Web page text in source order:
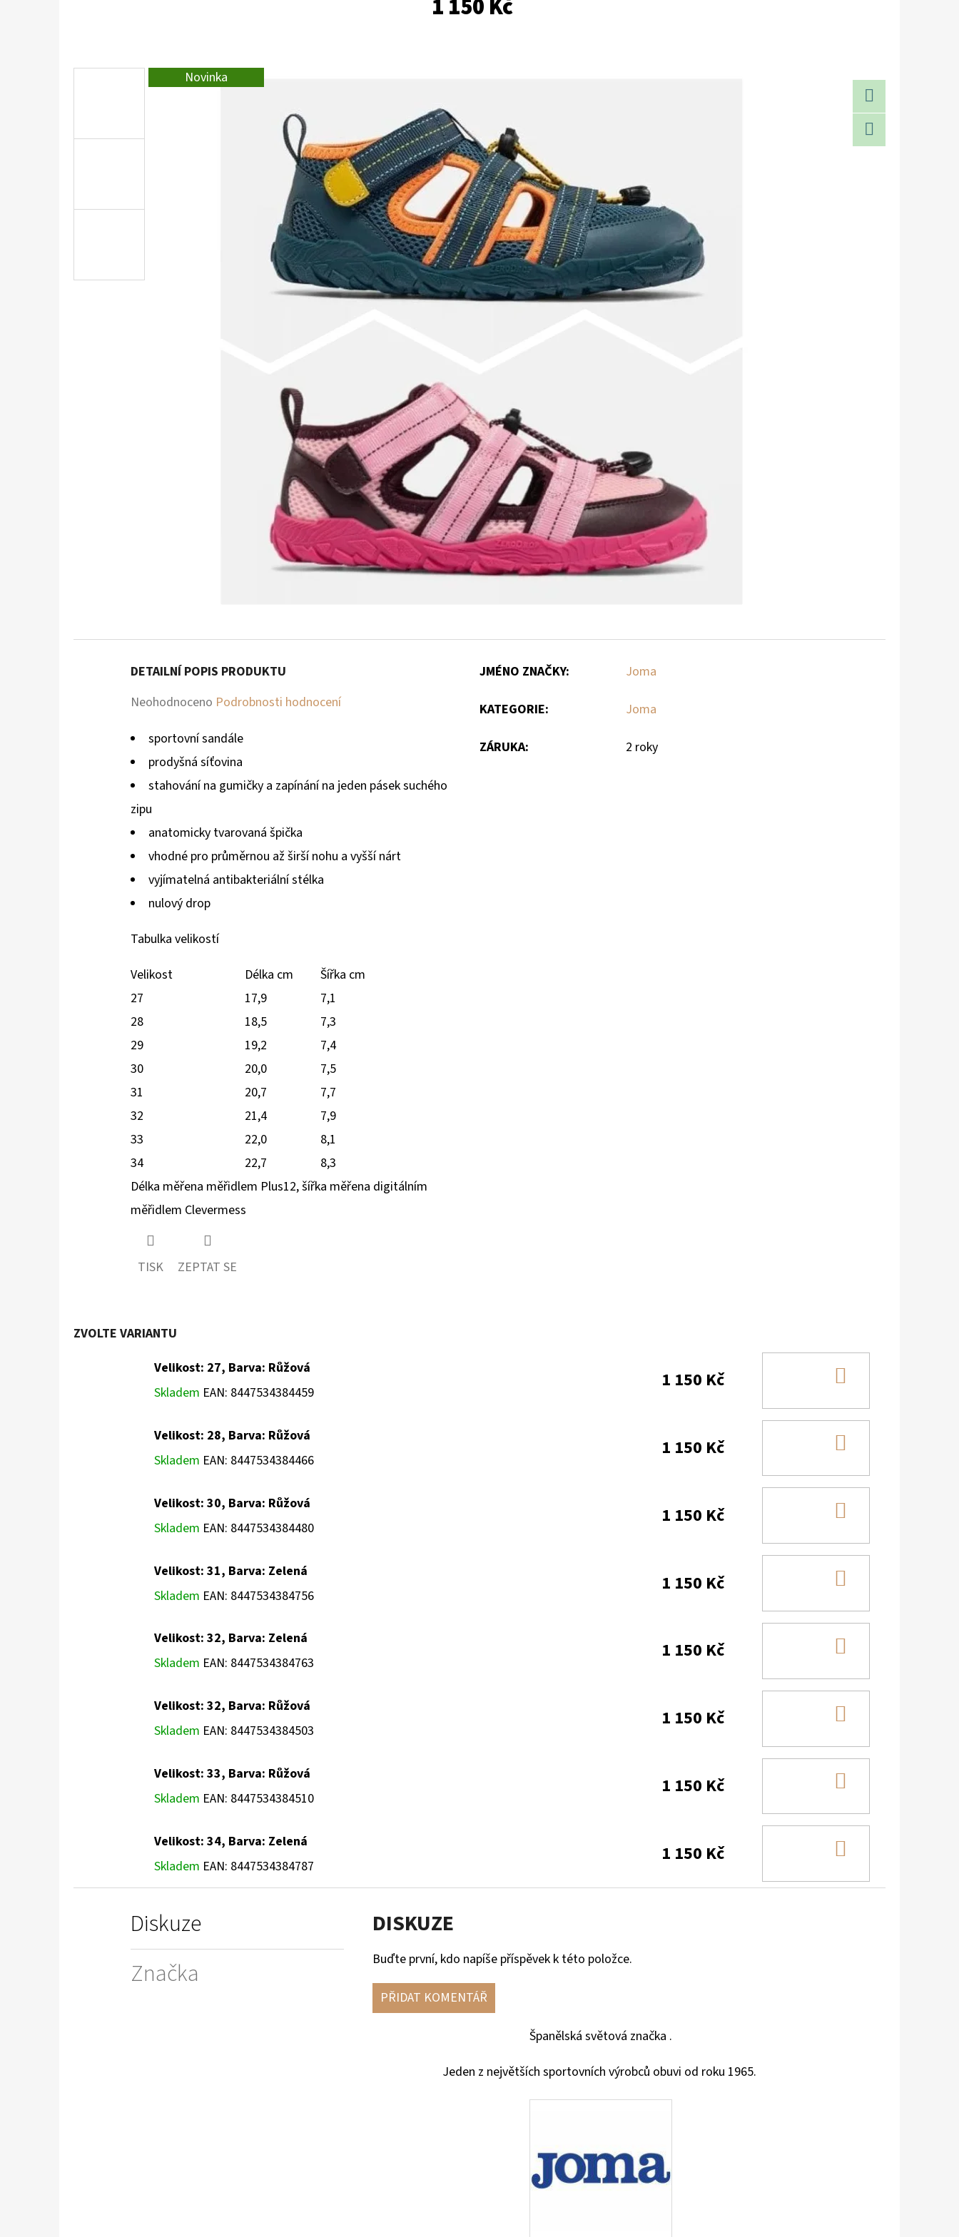
1 150 Kč
Novinka
Facebook
DETAILNÍ POPIS PRODUKTU
Průměrné
produktu
z
hvězdiček.
Neohodnoceno Podrobnosti hodnocení
sportovní sandále
prodyšná síťovina
stahování na gumičky a zapínání na jeden pásek suchého
zipu
anatomicky tvarovaná špička
vhodné pro průměrnou až širší nohu a vyšší nárt
vyjímatelná antibakteriální stélka
nulový drop
Tabulka velikostí
Velikost
Délka cm
Šířka cm
27
17,9
7,1
28
18,5
7,3
29
19,2
7,4
30
20,0
7,5
31
20,7
7,7
32
21,4
7,9
33
22,0
8,1
34
22,7
8,3
Délka měřena měřidlem Plus12, šířka měřena digitálním
měřidlem Clevermess
TISK ZEPTAT SE
JMÉNO ZNAČKY: Joma
KATEGORIE: Joma
ZÁRUKA: 2 roky
ZVOLTE VARIANTU
Velikost: 27, Barva: Růžová
Skladem EAN: 8447534384459
1 150 Kč
Velikost: 28, Barva: Růžová
Skladem EAN: 8447534384466
1 150 Kč
Velikost: 30, Barva: Růžová
Skladem EAN: 8447534384480
1 150 Kč
Velikost: 31, Barva: Zelená
Skladem EAN: 8447534384756
1 150 Kč
Velikost: 32, Barva: Zelená
Skladem EAN: 8447534384763
1 150 Kč
Velikost: 32, Barva: Růžová
Skladem EAN: 8447534384503
1 150 Kč
Velikost: 33, Barva: Růžová
Skladem EAN: 8447534384510
1 150 Kč
Velikost: 34, Barva: Zelená
Skladem EAN: 8447534384787
1 150 Kč
Diskuze
Značka
DISKUZE
Buďte první, kdo napíše příspěvek k této položce.
PŘIDAT KOMENTÁŘ
Španělská světová značka .
Jeden z největších sportovních výrobců obuvi od roku 1965.